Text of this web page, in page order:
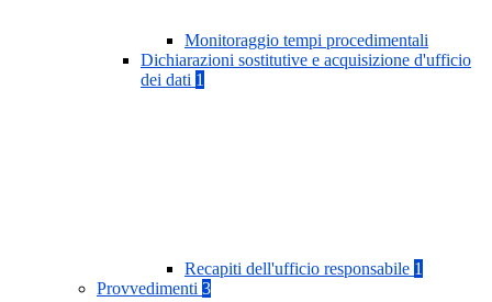
Monitoraggio tempi procedimentali
Dichiarazioni sostitutive e acquisizione d'ufficio
dei dati 1
Recapiti dell'ufficio responsabile 1
Provvedimenti 3